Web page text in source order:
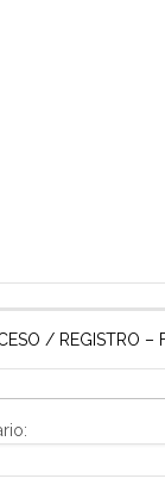
/ REGISTRO –